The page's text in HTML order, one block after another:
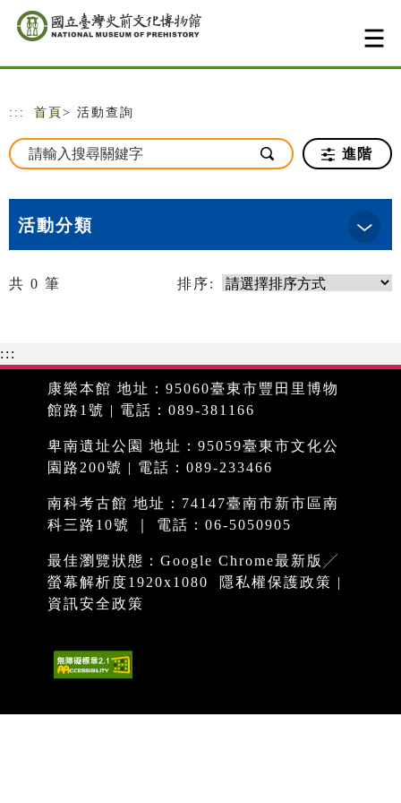
跳到主要內容
網站導覽
::: 首頁 > 活動查詢
進階
活動分類
共 0 筆 排序:
:::
康樂本館 地址：95060臺東市豐田里博物
館路1號 | 電話：089-381166
卑南遺址公園 地址：95059臺東市文化公
園路200號 | 電話：089-233466
南科考古館 地址：74147臺南市新市區南
科三路10號 ｜ 電話：06-5050905
最佳瀏覽狀態：Google Chrome最新版╱
螢幕解析度1920x1080
隱私權保護政策 |
資訊安全政策